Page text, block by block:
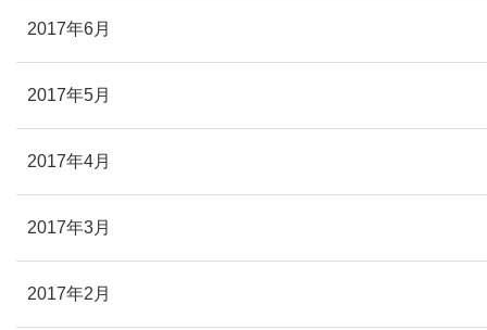
2017年6月
2017年5月
2017年4月
2017年3月
2017年2月